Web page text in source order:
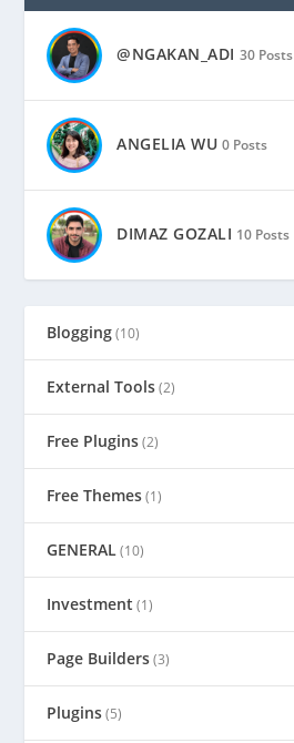
@NGAKAN_ADI 30 Posts
ANGELIA WU 0 Posts
DIMAZ GOZALI 10 Posts
Blogging(10)
External Tools(2)
Free Plugins(2)
Free Themes(1)
GENERAL(10)
Investment (1)
Page Builders(3)
Plugins(5)